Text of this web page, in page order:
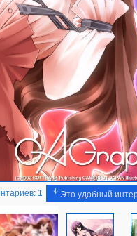
1 Это удобный